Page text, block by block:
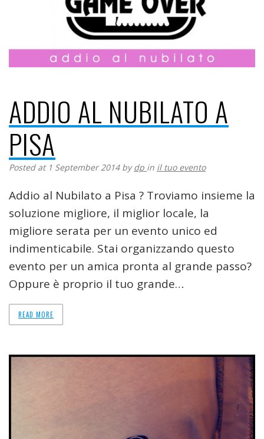
ADDIO AL NUBILATO A
PISA
Posted at 1 September 2014 bydp in il tuo evento
Addio al Nubilato a Pisa ? Troviamo insieme la
soluzione migliore, il miglior locale, la
migliore serata per un evento unico ed
indimenticabile. Stai organizzando questo
evento per un amica pronta al grande passo?
Oppure è proprio il tuo grande…
READ MORE